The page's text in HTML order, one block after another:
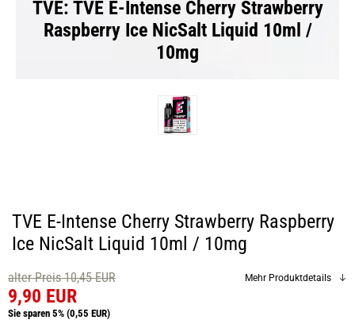
TVE: TVE E-Intense Cherry Strawberry
Raspberry Ice NicSalt Liquid 10ml /
10mg
TVE E-Intense Cherry Strawberry Raspberry
Ice NicSalt Liquid 10ml / 10mg
alter Preis 10,45 EUR
9,90 EUR
Sie sparen 5% (0,55 EUR)
Mehr Produktdetails